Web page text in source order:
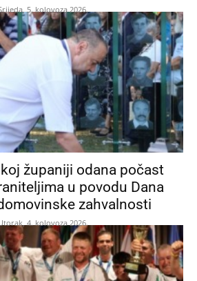
5. kolovoza 2026.
županiji odana počast
u povodu Dana
zahvalnosti
4. kolovoza 2026.